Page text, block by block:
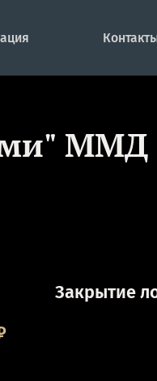
ММД
Закрытие